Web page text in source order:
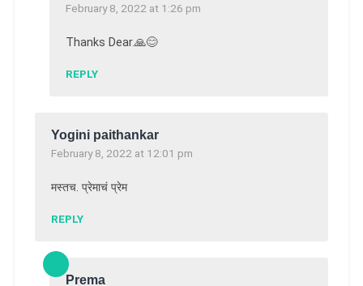
February 8, 2022 at 1:26 pm
Thanks Dear.🙏😊
REPLY
Yogini paithankar
February 8, 2022 at 12:01 pm
मस्तच. प्रेमाचं प्रेम
REPLY
Prema